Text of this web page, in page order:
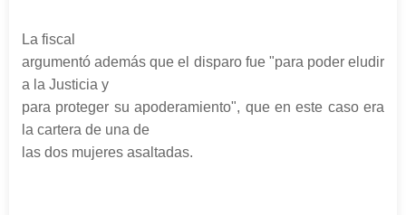
La fiscal
argumentó además que el disparo fue "para poder eludir
a la Justicia y
para proteger su apoderamiento", que en este caso era
la cartera de una de
las dos mujeres asaltadas.